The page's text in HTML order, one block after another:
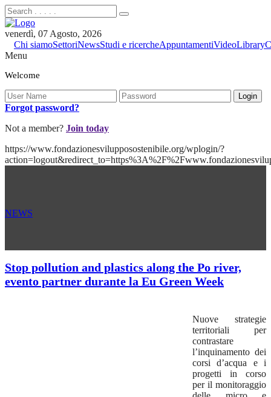
venerdì, 07 Agosto, 2026
Chi siamoSettoriNewsStudi e ricercheAppuntamentiVideoLibrary
Menu
Welcome
Forgot password?
Not a member? Join today
https://www.fondazionesvilupposostenibile.org/wplogin/?
NEWS
Stop pollution and plastics along the Po river,
evento partner durante la Eu Green Week
Nuove strategie
territoriali per
contrastare
l’inquinamento dei
corsi d’acqua e i
progetti in corso
per il monitoraggio